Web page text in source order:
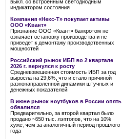
выкл. со встроенным светодиодным
индикатором состояния
Компания «Некс-Т» покупает активы
ООО «Квант»
Признание ООО «Квант» банкротом не
означает остановку производства и не
приведет к демонтажу производственных
мощностей
Российский рынок ИБП во 2 квартале
2026 г. вернулся к росту
Средневзвешенная стоимость ИБП за год
выросла на 29,6%, что и стало причиной
разнонаправленной динамики штучных и
денежных показателей
В июне рынок ноутбуков в России опять
обвалился
Предварительно, за второй квартал было
продано ~650 тыс. лэптопов, что на 10%
хуже, чем за аналогичный период прошлого
года